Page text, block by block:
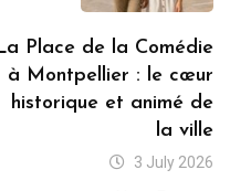
Place de la Comédie
à Montpellier : le cœur
historique et animé de
la ville
3 July 2026